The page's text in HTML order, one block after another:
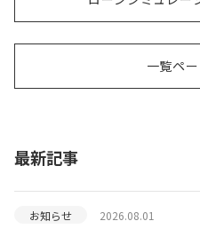
一覧ペ
最新記事
お知らせ 2026.08.01